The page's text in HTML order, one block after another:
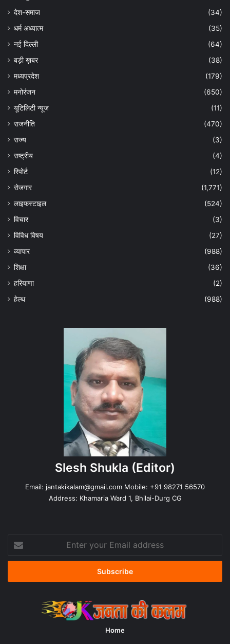
देश-समाज
(34)
धर्म अध्यात्म
(35)
नई दिल्ली
(64)
बड़ी ख़बर
(38)
मध्यप्रदेश
(179)
मनोरंजन
(650)
यूटिलिटी न्यूज
(11)
राजनीति
(470)
राज्य
(3)
राष्ट्रीय
(4)
रिपोर्ट
(12)
रोजगार
(1,771)
लाइफस्टाइल
(524)
विचार
(3)
विविध विषय
(27)
व्यापार
(988)
शिक्षा
(36)
हरियाणा
(2)
हेल्‍थ
(988)
Slesh Shukla (Editor)
Email: jantakikalam@gmail.com Mobile: +91 98271 56570
Address: Khamaria Ward 1, Bhilai-Durg CG
your
Email
Home